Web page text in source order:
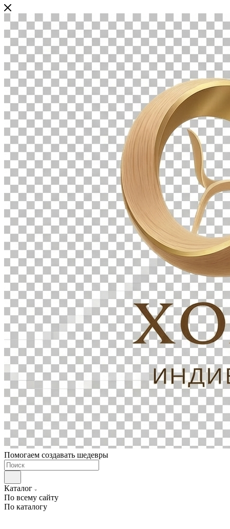
Помогаем создавать шедевры
Каталог
По всему сайту
По каталогу